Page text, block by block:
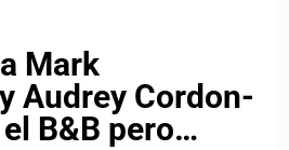
Mark
Audrey Cordon-
B&B pero…